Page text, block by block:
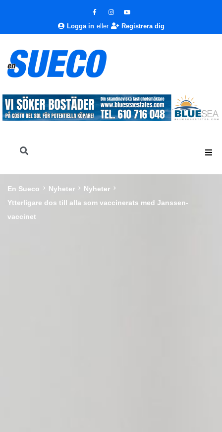
Logga in eller Registrera dig
En Sueco Nyheter
Nyheter
Ytterligare dos till alla som vaccinerats med Janssen-
vaccinet